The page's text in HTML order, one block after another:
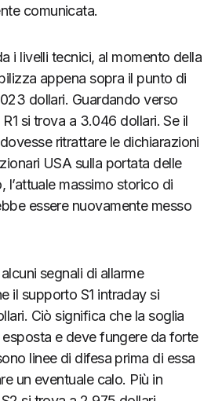
comunicata.
i livelli tecnici, al momento della
appena sopra il punto di
dollari. Guardando verso
R1 si trova a 3.046 dollari. Se il
ritrattare le dichiarazioni
USA sulla portata delle
l’attuale massimo storico di
essere nuovamente messo
segnali di allarme
il supporto S1 intraday si
Ciò significa che la soglia
e deve fungere da forte
linee di difesa prima di essa
un eventuale calo. Più in